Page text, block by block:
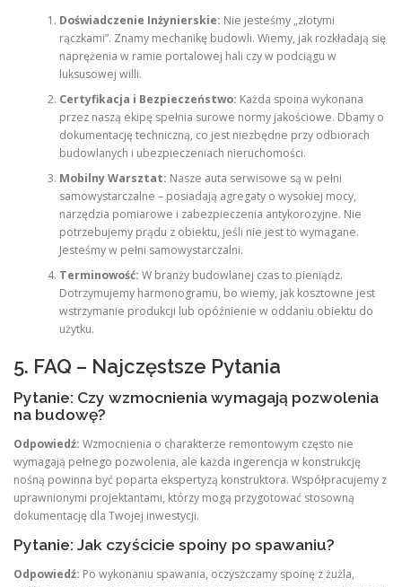
Doświadczenie Inżynierskie: Nie jesteśmy „złotymi
rączkami”. Znamy mechanikę budowli. Wiemy, jak rozkładają się
naprężenia w ramie portalowej hali czy w podciągu w
luksusowej willi.
Certyfikacja i Bezpieczeństwo: Każda spoina wykonana
przez naszą ekipę spełnia surowe normy jakościowe. Dbamy o
dokumentację techniczną, co jest niezbędne przy odbiorach
budowlanych i ubezpieczeniach nieruchomości.
Mobilny Warsztat: Nasze auta serwisowe są w pełni
samowystarczalne – posiadają agregaty o wysokiej mocy,
narzędzia pomiarowe i zabezpieczenia antykorozyjne. Nie
potrzebujemy prądu z obiektu, jeśli nie jest to wymagane.
Jesteśmy w pełni samowystarczalni.
Terminowość: W branży budowlanej czas to pieniądz.
Dotrzymujemy harmonogramu, bo wiemy, jak kosztowne jest
wstrzymanie produkcji lub opóźnienie w oddaniu obiektu do
użytku.
5. FAQ – Najczęstsze Pytania
Pytanie: Czy wzmocnienia wymagają pozwolenia
na budowę?
Odpowiedź: Wzmocnienia o charakterze remontowym często nie
wymagają pełnego pozwolenia, ale każda ingerencja w konstrukcję
nośną powinna być poparta ekspertyzą konstruktora. Współpracujemy z
uprawnionymi projektantami, którzy mogą przygotować stosowną
dokumentację dla Twojej inwestycji.
Pytanie: Jak czyścicie spoiny po spawaniu?
Odpowiedź: Po wykonaniu spawania, oczyszczamy spoinę z żużla,